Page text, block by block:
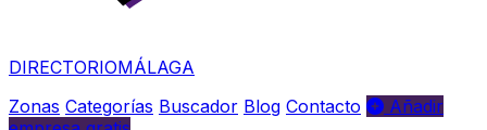
DIRECTORIOMÁLAGA
Zonas Categorías Buscador Blog Contacto
Añadir